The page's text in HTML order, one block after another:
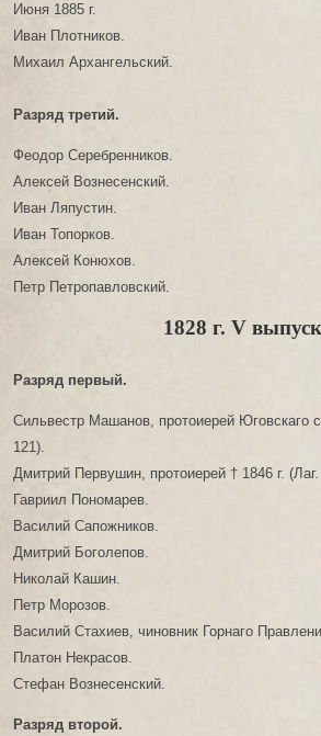
Июня 1885 г.
Иван Плотников.
Михаил Архангельский.
Разряд третий.
Феодор Серебренников.
Алексей Вознесенский.
Иван Ляпустин.
Иван Топорков.
Алексей Конюхов.
Петр Петропавловский.
1828 г. V
Разряд первый.
Сильвестр Машанов, протоиерей Юговскаго
121).
Дмитрий Первушин, протоиерей † 1846 г. (Лаг.
Гавриил Пономарев.
Василий Сапожников.
Дмитрий Боголепов.
Николай Кашин.
Петр Морозов.
Василий Стахиев, чиновник Горнаго
Платон Некрасов.
Стефан Вознесенский.
Разряд второй.